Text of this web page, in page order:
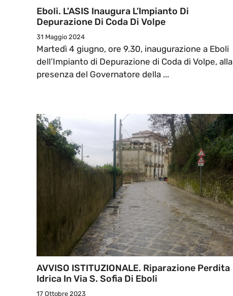
Eboli. L’ASIS Inaugura L’Impianto Di
Depurazione Di Coda Di Volpe
31 Maggio 2024
Martedì 4 giugno, ore 9.30, inaugurazione a Eboli
dell’Impianto di Depurazione di Coda di Volpe, alla
presenza del Governatore della ...
AVVISO ISTITUZIONALE. Riparazione Perdita
Idrica In Via S. Sofia Di Eboli
17 Ottobre 2023